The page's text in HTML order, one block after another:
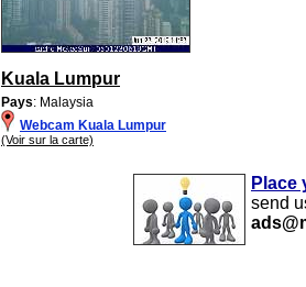
Kuala Lumpur
Pays: Malaysia
Webcam Kuala Lumpur
(Voir sur la carte)
Place
send